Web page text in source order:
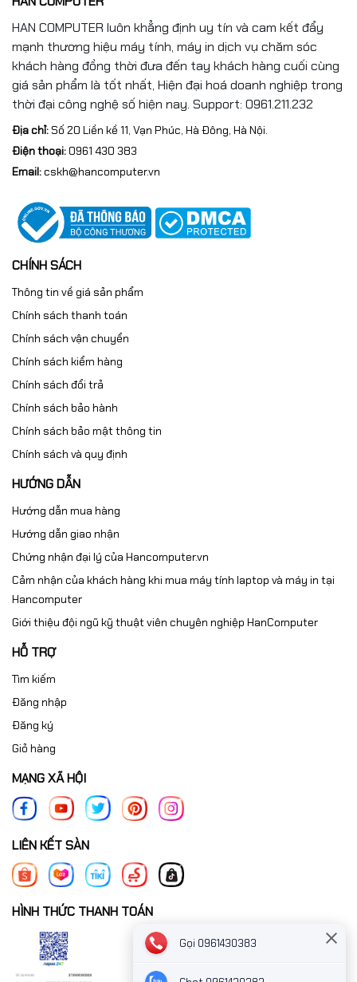
HAN COMPUTER luôn khẳng định uy tín và cam kết đẩy
mạnh thương hiệu máy tính, máy in dịch vụ chăm sóc
khách hàng đồng thời đưa đến tay khách hàng cuối cùng
giá sản phẩm là tốt nhất, Hiện đại hoá doanh nghiệp trong
thời đại công nghệ số hiện nay. Support: 0961.211.232
Địa chỉ:Số 20 Liền kề 11, Vạn Phúc, Hà Đông, Hà Nội.
Điện thoại:0961 430 383
Email:cskh@hancomputer.vn
CHÍNH SÁCH
Thông tin về giá sản phẩm
Chính sách thanh toán
Chính sách vận chuyển
Chính sách kiểm hàng
Chính sách đổi trả
Chính sách bảo hành
Chính sách bảo mật thông tin
Chính sách và quy định
HƯỚNG DẪN
Hướng dẫn mua hàng
Hướng dẫn giao nhận
Chứng nhận đại lý của Hancomputer.vn
Cảm nhận của khách hàng khi mua máy tính laptop và máy in tại
Hancomputer
Giới thiệu đội ngũ kỹ thuật viên chuyên nghiệp HanComputer
HỖ TRỢ
Tìm kiếm
Đăng nhập
Đăng ký
Giỏ hàng
MẠNG XÃ HỘI
LIÊN KẾT SÀN
HÌNH THỨC THANH TOÁN
Gọi 0961430383